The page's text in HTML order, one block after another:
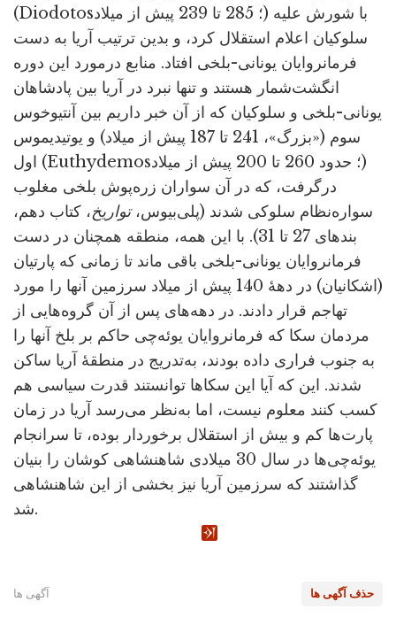
(Diodotos؛ 285 تا 239 پیش از میلاد) با شورش علیه
سلوکیان اعلام استقلال کرد، و بدین ترتیب آریا به دست
فرمانروایان یونانی-بلخی افتاد. منابع درمورد این دوره
انگشت‌شمار هستند و تنها نبرد در آریا بین پادشاهان
یونانی-بلخی و سلوکیان که از آن خبر داریم بین آنتیوخوس
سوم («بزرگ»، 241 تا 187 پیش از میلاد) و یوتیدیموس
اول (Euthydemos؛ حدود 260 تا 200 پیش از میلاد)
درگرفت، که در آن سواران زره‌پوش بلخی مغلوب
سواره‌نظام سلوکی شدند (پلی‌بیوس،تواریخ، کتاب دهم،
بندهای 27 تا 31). با این همه، منطقه همچنان در دست
فرمانروایان یونانی-بلخی باقی ماند تا زمانی که پارتیان
(اشکانیان) در دهۀ 140 پیش از میلاد سرزمین آنها را مورد
تهاجم قرار دادند. در دهه‌های پس از آن گروه‌هایی از
مردمان سکا که فرمانروایان یوئه‌چی حاکم بر بلخ آنها را
به جنوب فراری داده بودند، به‌تدریج در منطقۀ آریا ساکن
شدند. این که آیا این سکاها توانستند قدرت سیاسی هم
کسب کنند معلوم نیست، اما به‌نظر می‌رسد آریا در زمان
پارت‌ها کم و بیش از استقلال برخوردار بوده، تا سرانجام
یوئه‌چی‌ها در سال 30 میلادی شاهنشاهی کوشان را بنیان
گذاشتند که سرزمین آریا نیز بخشی از این شاهنشاهی
شد.
حذف آگهی ها آگهی ها